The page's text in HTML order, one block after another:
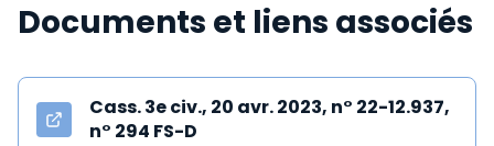
Documents et liens associés
Cass. 3e civ., 20 avr. 2023, n° 22-12.937,
n° 294 FS-D